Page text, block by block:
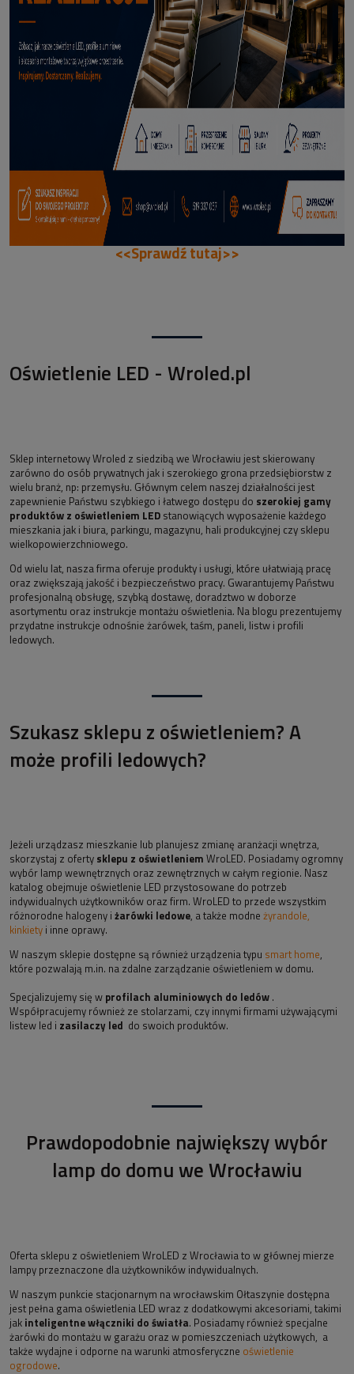
70,50 zł
DODAJ DO KOSZYKA
<<Sprawdź tutaj>>
Oświetlenie LED - Wroled.pl
Sklep internetowy Wroled z siedzibą we Wrocławiu jest skierowany
zarówno do osób prywatnych jak i szerokiego grona przedsiębiorstw z
wielu branż, np: przemysłu. Głównym celem naszej działalności jest
zapewnienie Państwu szybkiego i łatwego dostępu do szerokiej gamy
produktów z oświetleniem LED stanowiących wyposażenie każdego
mieszkania jak i biura, parkingu, magazynu, hali produkcyjnej czy sklepu
wielkopowierzchniowego.
Od wielu lat, nasza firma oferuje produkty i usługi, które ułatwiają pracę
oraz zwiększają jakość i bezpieczeństwo pracy. Gwarantujemy Państwu
profesjonalną obsługę, szybką dostawę, doradztwo w doborze
asortymentu oraz instrukcje montażu oświetlenia. Na blogu prezentujemy
przydatne instrukcje odnośnie żarówek, taśm, paneli, listw i profili
ledowych.
Szukasz sklepu z oświetleniem? A
może profili ledowych?
Jeżeli urządzasz mieszkanie lub planujesz zmianę aranżacji wnętrza,
skorzystaj z oferty sklepu z oświetleniem WroLED. Posiadamy ogromny
wybór lamp wewnętrznych oraz zewnętrznych w całym regionie. Nasz
katalog obejmuje oświetlenie LED przystosowane do potrzeb
indywidualnych użytkowników oraz firm. WroLED to przede wszystkim
różnorodne halogeny i żarówki ledowe, a także modne żyrandole,
kinkiety i inne oprawy.
W naszym sklepie dostępne są również urządzenia typu smart home,
które pozwalają m.in. na zdalne zarządzanie oświetleniem w domu.
Specjalizujemy się w profilach aluminiowych do ledów .
Współpracujemy również ze stolarzami, czy innymi firmami używającymi
listew led i zasilaczy led do swoich produktów.
Prawdopodobnie największy wybór
lamp do domu we Wrocławiu
Oferta sklepu z oświetleniem WroLED z Wrocławia to w głównej mierze
lampy przeznaczone dla użytkowników indywidualnych.
W naszym punkcie stacjonarnym na wrocławskim Ołtaszynie dostępna
jest pełna gama oświetlenia LED wraz z dodatkowymi akcesoriami, takimi
jak inteligentne włączniki do światła. Posiadamy również specjalne
żarówki do montażu w garażu oraz w pomieszczeniach użytkowych, a
także wydajne i odporne na warunki atmosferyczne oświetlenie
ogrodowe.